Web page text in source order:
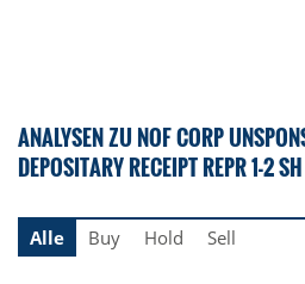
ANALYSEN ZU NOF CORP
DEPOSITARY RECEIPT REPR 1-2 SH
Alle
Buy Hold Sell